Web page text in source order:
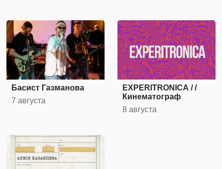
Басист Газманова
7 августа
EXPERITRONICA / /
Кинематограф
8 августа